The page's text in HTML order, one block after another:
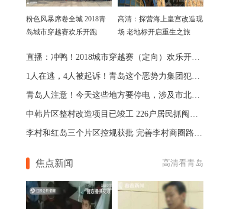
粉色风暴席卷全城 2018青
岛城市穿越赛欢乐开跑
高清：探营海上皇宫改造现
场 老地标开启重生之旅
直播：冲鸭！2018城市穿越赛（定向）欢乐开跑 嗨翻青岛
1人在逃，4人被起诉！青岛这个恶势力集团犯罪案开庭
青岛人注意！今天这些地方要停电，涉及市北、胶州等
中韩片区整村改造项目已竣工 226户居民抓阄回迁
李村和红岛三个片区控规获批 完善李村商圈路网体系
焦点新闻 高清看青岛